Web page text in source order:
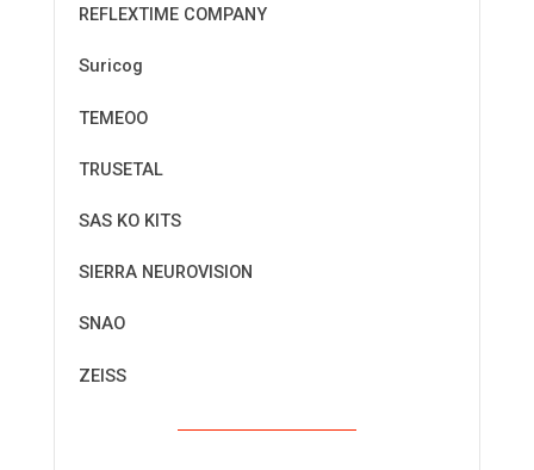
REFLEXTIME COMPANY
Suricog
TEMEOO
TRUSETAL
SAS KO KITS
SIERRA NEUROVISION
SNAO
ZEISS